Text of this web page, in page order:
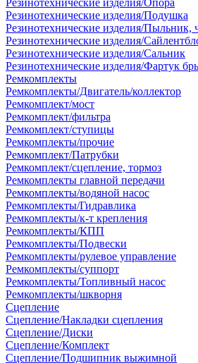
Резинотехнические изделия/Опора
Резинотехнические изделия/Подушка
Резинотехнические изделия/Пыльник,
Резинотехнические изделия/
Резинотехнические изделия/Сальник
Резинотехнические изделия/Фартук
Ремкомплекты
Ремкомплекты/Двигатель/коллектор
Ремкомплект/мост
Ремкомплект/фильтра
Ремкомплект/ступицы
Ремкомплекты/прочие
Ремкомплект/Патрубки
Ремкомплект/сцепление, тормоз
Ремкомплекты главной передачи
Ремкомплекты/водяной насос
Ремкомплекты/Гидравлика
Ремкомплекты/к-т крепления
Ремкомплекты/КПП
Ремкомплекты/Подвески
Ремкомплекты/рулевое управление
Ремкомплекты/суппорт
Ремкомплекты/Топливный насос
Ремкомплекты/шкворня
Сцепление
Сцепление/Накладки сцепления
Сцепление/Диски
Сцепление/Комплект
Сцепление/Подшипник выжимной